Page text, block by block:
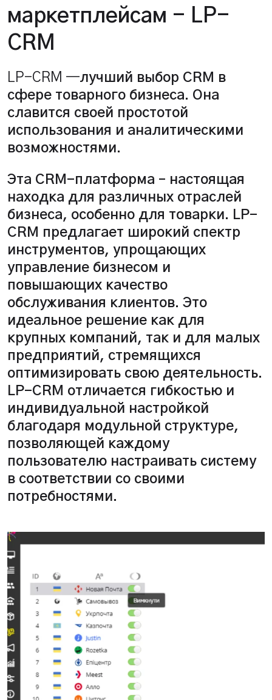
маркетплейсам - LP-
CRM
LP-CRM —лучший выбор CRM в
сфере товарного бизнеса. Она
славится своей простотой
использования и аналитическими
возможностями.
Эта CRM-платформа – настоящая
находка для различных отраслей
бизнеса, особенно для товарки. LP-
CRM предлагает широкий спектр
инструментов, упрощающих
управление бизнесом и
повышающих качество
обслуживания клиентов. Это
идеальное решение как для
крупных компаний, так и для малых
предприятий, стремящихся
оптимизировать свою деятельность.
LP-CRM отличается гибкостью и
индивидуальной настройкой
благодаря модульной структуре,
позволяющей каждому
пользователю настраивать систему
в соответствии со своими
потребностями.